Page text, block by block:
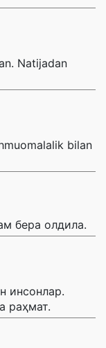
Natijadan
bilan
бера олдила.
инсонлар.
раҳмат.